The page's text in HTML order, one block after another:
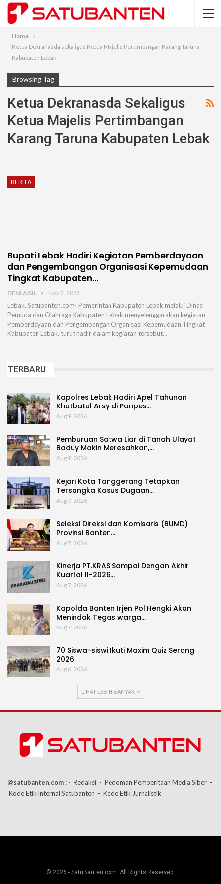
Home
Ketua Dekranasda sekaligus Ketua Majelis Pertimbangan Karang Taruna
Kabupaten Lebak
Browsing Tag
Ketua Dekranasda Sekaligus
Ketua Majelis Pertimbangan
Karang Taruna Kabupaten Lebak
BERITA
Bupati Lebak Hadiri Kegiatan Pemberdayaan
dan Pengembangan Organisasi Kepemudaan
Tingkat Kabupaten…
DENI AGIL Nov 2, 2023
Lebak, Satubanten.com- Pemerintah Kabupaten Lebak melalui Dinas
Pemuda dan Olahraga Kabupaten Lebak menyelenggarakan kegiatan
Pemberdayaan dan Pengembangan Organisasi Kepemudaan Tingkat
Kabupaten Lebak, turut hadir dalam kegiatan tersebut…
TERBARU
Kapolres Lebak Hadiri Apel Tahunan
Khutbatul Arsy di Ponpes…
Aug 9, 2026
Pemburuan Satwa Liar di Tanah Ulayat
Baduy Makin Meresahkan,…
Aug 9, 2026
Kejari Kota Tanggerang Tetapkan
Tersangka Kasus Dugaan…
Aug 7, 2026
Seleksi Direksi dan Komisaris (BUMD)
Provinsi Banten…
Aug 7, 2026
Kinerja PT.KRAS Sampai Dengan Akhir
Kuartal II-2026…
Aug 7, 2026
Kapolda Banten Irjen Pol Hengki Akan
Menindak Tegas warga…
Aug 7, 2026
70 Siswa-siswi Ikuti Maxim Quiz Serang
2026
Aug 6, 2026
LIHAT LEBIH BANYAK
@satubanten.com : - Redaksi - Pedoman Pemberitaan Media Siber -
Kode Etik Internal Satubanten - Kode Etik Jurnalistik
© 2026 - SatuBanten.com. All Rights Reserved.